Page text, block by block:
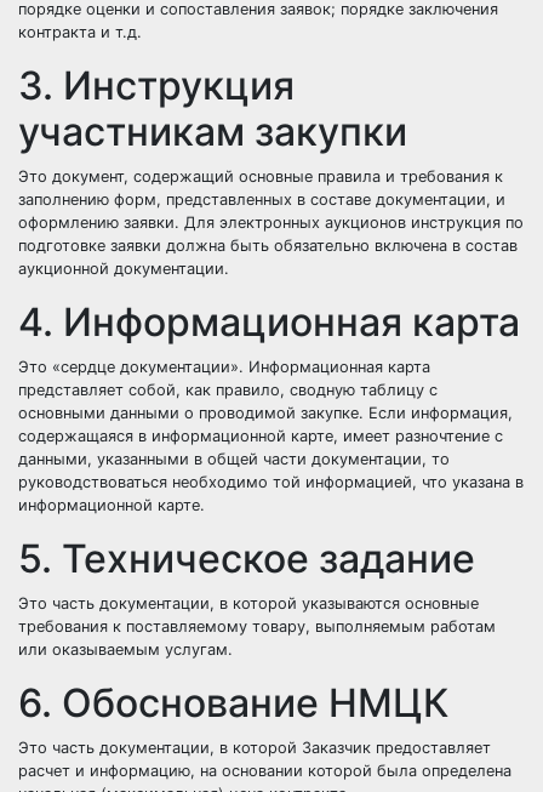
порядке оценки и сопоставления заявок; порядке заключения
контракта и т.д.
3. Инструкция
участникам закупки
Это документ, содержащий основные правила и требования к
заполнению форм, представленных в составе документации, и
оформлению заявки. Для электронных аукционов инструкция по
подготовке заявки должна быть обязательно включена в состав
аукционной документации.
4. Информационная карта
Это «сердце документации». Информационная карта
представляет собой, как правило, сводную таблицу с
основными данными о проводимой закупке. Если информация,
содержащаяся в информационной карте, имеет разночтение с
данными, указанными в общей части документации, то
руководствоваться необходимо той информацией, что указана в
информационной карте.
5. Техническое задание
Это часть документации, в которой указываются основные
требования к поставляемому товару, выполняемым работам
или оказываемым услугам.
6. Обоснование НМЦК
Это часть документации, в которой Заказчик предоставляет
расчет и информацию, на основании которой была определена